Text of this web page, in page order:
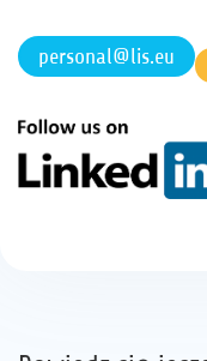
personal@lis.eu